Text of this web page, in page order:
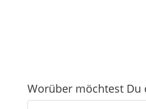
Worüber möchtest